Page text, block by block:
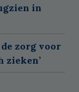
in
zorg voor
zieken’